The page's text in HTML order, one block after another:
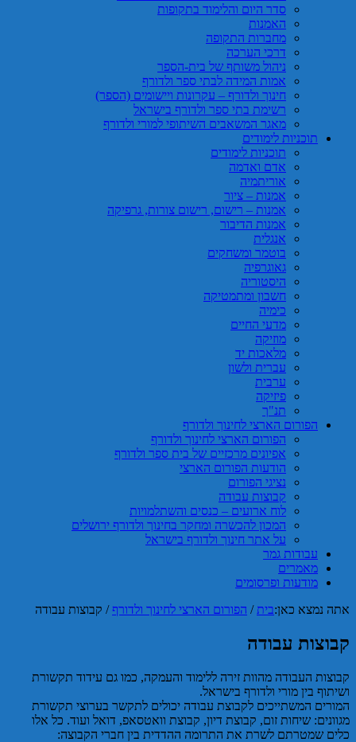
סדר היום והלימוד בתקופות
האמנות
מחברות התקופה
דרכי הערכה
ניהול משותף של בית-הספר
אמות המידה לבתי ספר ולדורף
חינוך ולדורף – עקרונות ויישומים (הספר)
רשימת בתי ספר ולדורף בישראל
מאגר המשאבים השיתופי למורי ולדורף
תוכניות לימודים
תוכניות לימודים
אדם ואדמה
אוריתמיה
אמנות – ציור
אמנות – רישום, רישום צורות, גרפיקה
אמנות הדיבור
אנגלית
בוטמר ומשחקים
גאוגרפיה
היסטוריה
חשבון ומתמטיקה
כימיה
מדעי החיים
מוזיקה
מלאכות יד
עברית ולשון
ערבית
פיזיקה
תנ"ך
הפורום הארצי לחינוך ולדורף
הפורום הארצי לחינוך ולדורף
אפיונים מרכזיים של בית ספר ולדורף
הודעות הפורום הארצי
נציגי הפורום
קבוצות עבודה
לוח ארועים – כנסים והשתלמויות
המכון להכשרה ומחקר בחינוך ולדורף ירושלים
על אתר חינוך ולדורף בישראל
עבודות גמר
מאמרים
מודעות ופרסומים
אתה נמצא כאן:בית / הפורום הארצי לחינוך ולדורף / קבוצות עבודה
קבוצות עבודה
קבוצות העבודה מהוות זירה ללימוד והעמקה, כמו גם עידוד תקשורת
ושיתוף בין מורי ולדורף בישראל.
המורים המשתייכים לקבוצת עבודה יכולים לתקשר בערוצי תקשורת
מגוונים: שיחות זום, קבוצת דיון, קבוצת וואטסאפ, דואל ועוד. כל אלו
כלים שמטרתם לשרת את התרומה ההדדית בין חברי הקבוצה: